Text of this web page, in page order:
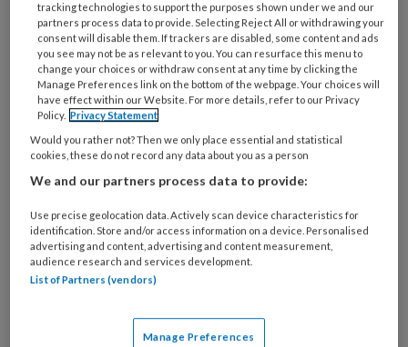
Lezing uit.
Deze keer over het onderwerp patiënt-
PREMIUM
Bekijk de mogelijkheden
tracking technologies to support the purposes shown under we and our
partners process data to provide. Selecting Reject All or withdrawing your
consent will disable them. If trackers are disabled, some content and ads
you see may not be as relevant to you. You can resurface this menu to
change your choices or withdraw consent at any time by clicking the
Manage Preferences link on the bottom of the webpage. Your choices will
have effect within our Website. For more details, refer to our Privacy
Policy. Privacy Statement
Would you rather not? Then we only place essential and statistical
cookies, these do not record any data about you as a person
We and our partners process data to provide:
Use precise geolocation data. Actively scan device characteristics for
identification. Store and/or access information on a device. Personalised
advertising and content, advertising and content measurement,
audience research and services development.
List of Partners (vendors)
Manage Preferences